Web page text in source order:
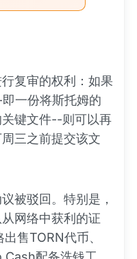
复审的权利：如果
一份将斯托姆的
键文件--则可以再
三之前提交该文
被驳回。特别是，
网络中获利的证
售TORN代币、